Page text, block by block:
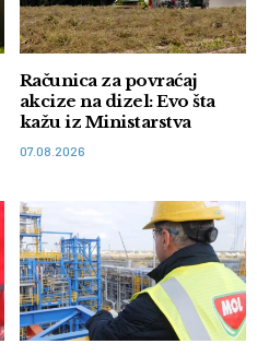
Računica za povraćaj
akcize na dizel: Evo šta
kažu iz Ministarstva
07.08.2026